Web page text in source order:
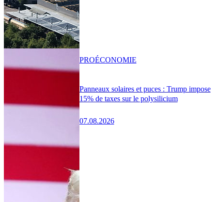
Panneaux solaires et puces : Trump impose
15% de taxes sur le polysilicium
07.08.2026
PROÉCONOMIE